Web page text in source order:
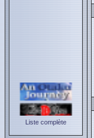
Liste complète